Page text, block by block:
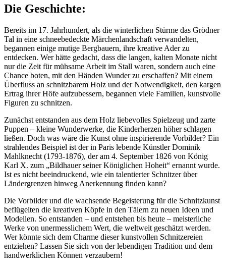
Die Geschichte:
Bereits im 17. Jahrhundert, als die winterlichen Stürme das Grödner
Tal in eine schneebedeckte Märchenlandschaft verwandelten,
begannen einige mutige Bergbauern, ihre kreative Ader zu
entdecken. Wer hätte gedacht, dass die langen, kalten Monate nicht
nur die Zeit für mühsame Arbeit im Stall waren, sondern auch eine
Chance boten, mit den Händen Wunder zu erschaffen? Mit einem
Überfluss an schnitzbarem Holz und der Notwendigkeit, den kargen
Ertrag ihrer Höfe aufzubessern, begannen viele Familien, kunstvolle
Figuren zu schnitzen.
Zunächst entstanden aus dem Holz liebevolles Spielzeug und zarte
Puppen – kleine Wunderwerke, die Kinderherzen höher schlagen
ließen. Doch was wäre die Kunst ohne inspirierende Vorbilder? Ein
strahlendes Beispiel ist der in Paris lebende Künstler Dominik
Mahlknecht (1793-1876), der am 4. September 1826 von König
Karl X. zum „Bildhauer seiner Königlichen Hoheit“ ernannt wurde.
Ist es nicht beeindruckend, wie ein talentierter Schnitzer über
Ländergrenzen hinweg Anerkennung finden kann?
Die Vorbilder und die wachsende Begeisterung für die Schnitzkunst
beflügelten die kreativen Köpfe in den Tälern zu neuen Ideen und
Modellen. So entstanden – und entstehen bis heute – meisterliche
Werke von unermesslichem Wert, die weltweit geschätzt werden.
Wer könnte sich dem Charme dieser kunstvollen Schnitzereien
entziehen? Lassen Sie sich von der lebendigen Tradition und dem
handwerklichen Können verzaubern!